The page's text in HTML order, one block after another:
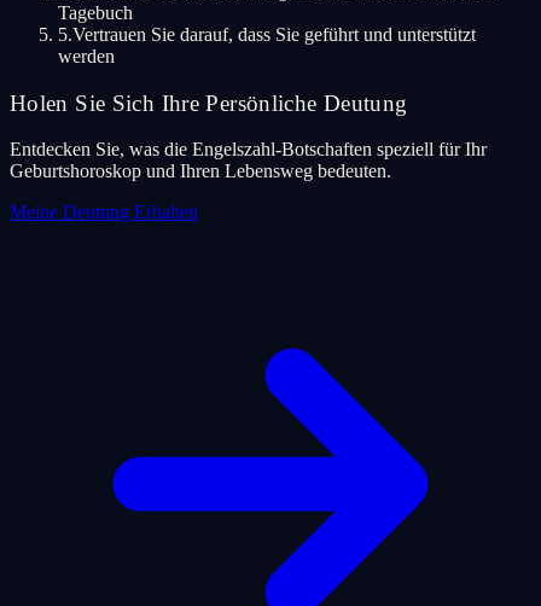
Tagebuch
5.Vertrauen Sie darauf, dass Sie geführt und unterstützt
werden
Holen Sie Sich Ihre Persönliche Deutung
Entdecken Sie, was die Engelszahl-Botschaften speziell für Ihr
Geburtshoroskop und Ihren Lebensweg bedeuten.
Meine Deutung Erhalten